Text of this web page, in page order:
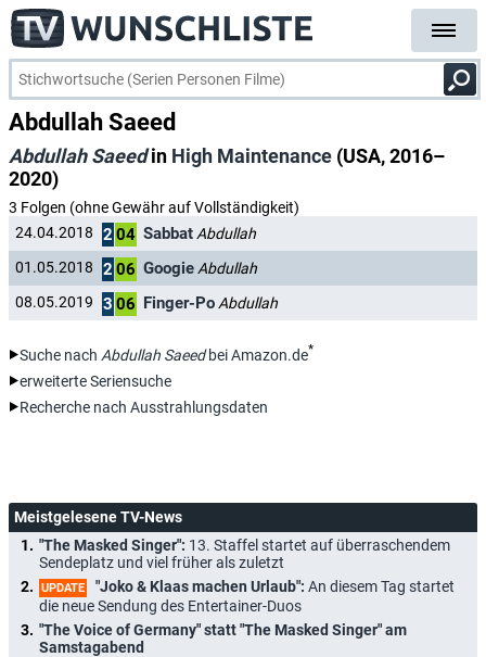
Abdullah Saeed
Abdullah Saeedin High Maintenance (USA, 2016–
2020)
3 Folgen (ohne Gewähr auf Vollständigkeit)
24.04.2018
2 04 Sabbat Abdullah
01.05.2018
2 06 Googie Abdullah
08.05.2019
3 06 Finger-Po Abdullah
Suche nach Abdullah Saeedbei Amazon.de*
erweiterte Seriensuche
Recherche nach Ausstrahlungsdaten
Meistgelesene TV-News
"The Masked Singer": 13. Staffel startet auf überraschendem
Sendeplatz und viel früher als zuletzt
UPDATE "Joko & Klaas machen Urlaub": An diesem Tag startet
die neue Sendung des Entertainer-Duos
"The Voice of Germany" statt "The Masked Singer" am
Samstagabend